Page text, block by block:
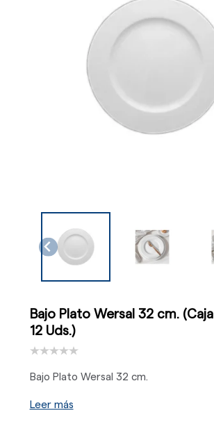
Bajo Plato Wersal 32 cm. (Caja
12 Uds.)
Bajo Plato Wersal 32 cm.
Leer más